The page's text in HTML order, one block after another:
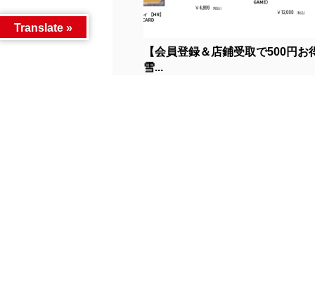
【会員登録＆店鋪受取で500円お
雪...
Translate »